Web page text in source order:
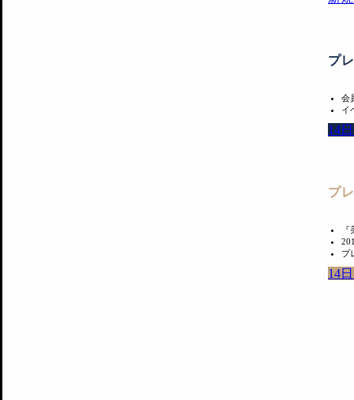
プ
会
イ
14
プ
プ
14